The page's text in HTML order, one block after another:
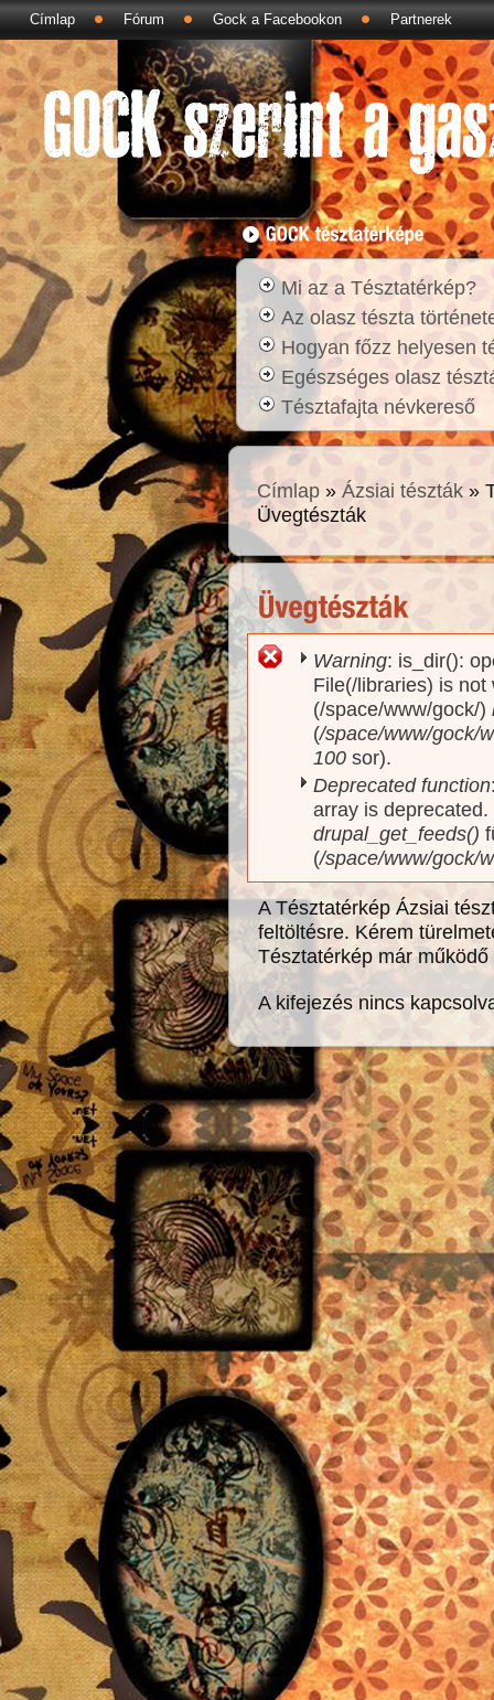
Címlap Fórum Gock a Facebookon Partnerek
Mi az a Tésztatérkép?
Az olasz tészta
Hogyan főzz helyesen
Egészséges olasz
Tésztafajta névkereső
Címlap »Ázsiai tészták »
Üvegtészták
Hibaüzenet
Warning: is_dir():
File(/libraries) is
(/space/www/gock/)
(/space/www/gock/
100 sor).
Deprecated function
array is
drupal_get_feeds()
(/space/www/gock/
A Tésztatérkép Ázsiai
feltöltésre. Kérem
Tésztatérkép már
A kifejezés nincs